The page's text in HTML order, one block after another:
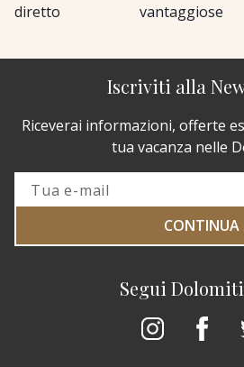
diretto
vantaggiose
Segui
Iscriviti alla
Riceverai informazioni, offerte
tua vacanza nelle
CONTINUA